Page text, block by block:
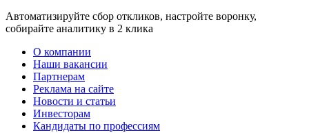
Автоматизируйте сбор откликов, настройте воронку,
собирайте аналитику в 2 клика
О компании
Наши вакансии
Партнерам
Реклама на сайте
Новости и статьи
Инвесторам
Кандидаты по профессиям